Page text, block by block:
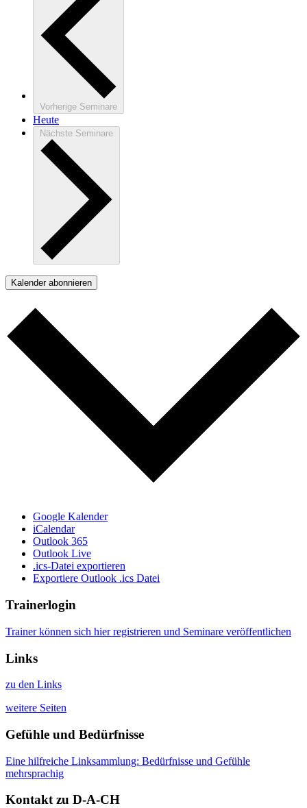
Vorherige Seminare
Heute
Nächste Seminare
Kalender abonnieren
Google Kalender
iCalendar
Outlook 365
Outlook Live
.ics-Datei exportieren
Exportiere Outlook .ics Datei
Trainerlogin
Trainer können sich hier registrieren und Seminare veröffentlichen
Links
zu den Links
weitere Seiten
Gefühle und Bedürfnisse
Eine hilfreiche Linksammlung: Bedürfnisse und Gefühle
mehrsprachig
Kontakt zu D-A-CH